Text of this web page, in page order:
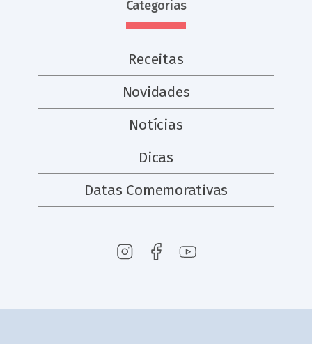
Categorias
Receitas
Novidades
Notícias
Dicas
Datas Comemorativas